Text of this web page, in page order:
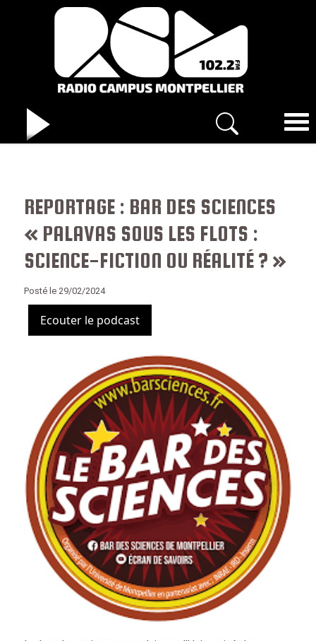
REPORTAGE : BAR DES SCIENCES
« PALAVAS SOUS LES FLOTS :
SCIENCE-FICTION OU RÉALITÉ ? »
Posté le 29/02/2024
Ecouter le podcast